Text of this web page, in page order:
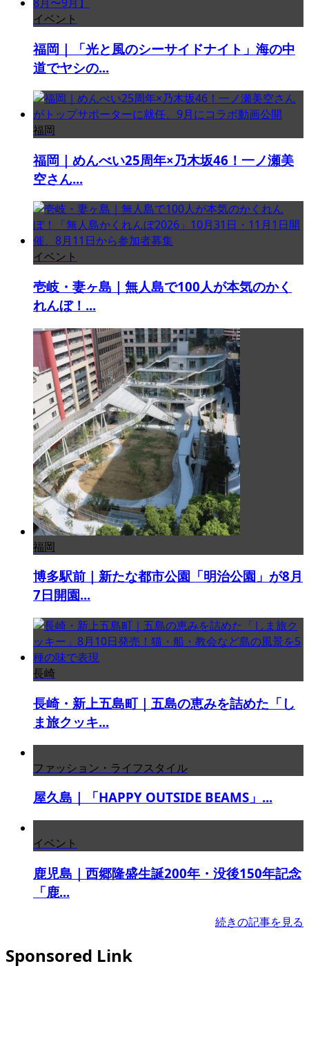
イベント
福岡｜「光と風のシーサイドナイト」海の中
道でヤシの...
福岡
福岡｜めんべい25周年×乃木坂46！一ノ瀬美
空さん...
イベント
壱岐・妻ヶ島｜無人島で100人が本気のかく
れんぼ！...
福岡
博多駅前｜新たな都市公園「明治公園」が8月
7日開園...
長崎
長崎・新上五島町｜五島の恵みを詰めた「し
ま旅クッキ...
ファッション・ライフスタイル
屋久島｜「HAPPY OUTSIDE BEAMS」...
イベント
鹿児島｜西郷隆盛生誕200年・没後150年記念
「鹿...
続きの記事を見る
Sponsored Link